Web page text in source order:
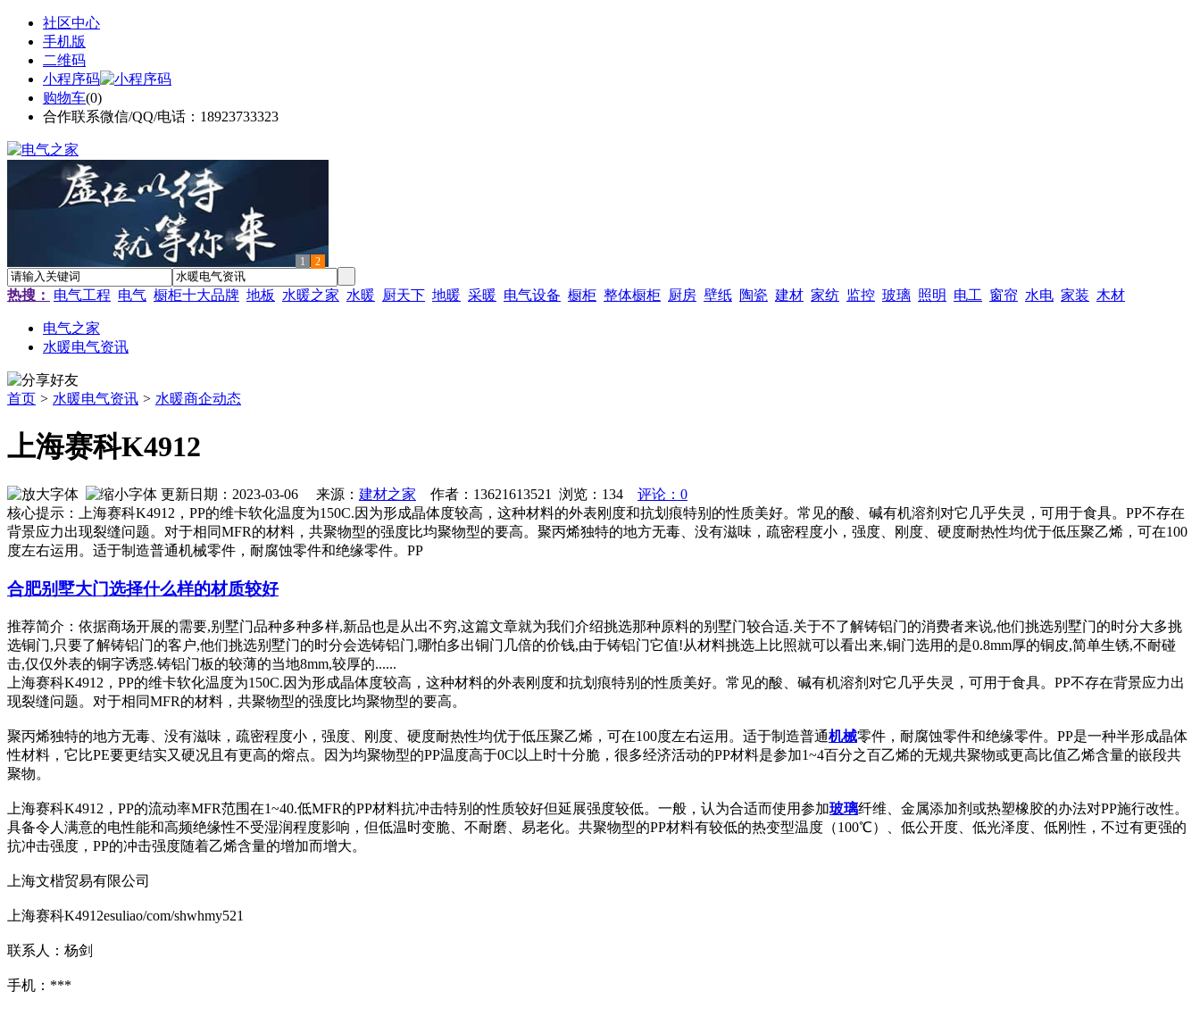
社区中心
手机版
二维码
小程序码
购物车(0)
合作联系微信/QQ/电话：18923733323
1 2
热搜： 电气工程 电气 橱柜十大品牌 地板 水暖之家 水暖 厨天下 地暖 采暖 电气设备 橱柜 整体橱柜 厨房 壁纸 陶瓷 建材 家纺 监控 玻璃 照明 电工 窗帘 水电 家装 木材
电气之家
水暖电气资讯
首页 > 水暖电气资讯 > 水暖商企动态
上海赛科K4912
更新日期：2023-03-06 来源： 建材之家 作者：13621613521 浏览： 134
评论：0
核心提示：上海赛科K4912，PP的维卡软化温度为150C.因为形成晶体度较高，这种材料的外表刚度和抗划痕特别的性质美好。常见的酸、碱有机溶剂对它几乎失灵，可用于食具。PP不存在
背景应力出现裂缝问题。对于相同MFR的材料，共聚物型的强度比均聚物型的要高。聚丙烯独特的地方无毒、没有滋味，疏密程度小，强度、刚度、硬度耐热性均优于低压聚乙烯，可在100
度左右运用。适于制造普通机械零件，耐腐蚀零件和绝缘零件。PP
合肥别墅大门选择什么样的材质较好
推荐简介：依据商场开展的需要,别墅门品种多种多样,新品也是从出不穷,这篇文章就为我们介绍挑选那种原料的别墅门较合适.关于不了解铸铝门的消费者来说,他们挑选别墅门的时分大多挑
选铜门,只要了解铸铝门的客户,他们挑选别墅门的时分会选铸铝门,哪怕多出铜门几倍的价钱,由于铸铝门它值!从材料挑选上比照就可以看出来,铜门选用的是0.8mm厚的铜皮,简单生锈,不耐碰
击,仅仅外表的铜字诱惑.铸铝门板的较薄的当地8mm,较厚的......
上海赛科K4912，PP的维卡软化温度为150C.因为形成晶体度较高，这种材料的外表刚度和抗划痕特别的性质美好。常见的酸、碱有机溶剂对它几乎失灵，可用于食具。PP不存在背景应力出
现裂缝问题。对于相同MFR的材料，共聚物型的强度比均聚物型的要高。
聚丙烯独特的地方无毒、没有滋味，疏密程度小，强度、刚度、硬度耐热性均优于低压聚乙烯，可在100度左右运用。适于制造普通机械零件，耐腐蚀零件和绝缘零件。PP是一种半形成晶体
性材料，它比PE要更结实又硬况且有更高的熔点。因为均聚物型的PP温度高于0C以上时十分脆，很多经济活动的PP材料是参加1~4百分之百乙烯的无规共聚物或更高比值乙烯含量的嵌段共
聚物。
上海赛科K4912，PP的流动率MFR范围在1~40.低MFR的PP材料抗冲击特别的性质较好但延展强度较低。一般，认为合适而使用参加玻璃纤维、金属添加剂或热塑橡胶的办法对PP施行改性。
具备令人满意的电性能和高频绝缘性不受湿润程度影响，但低温时变脆、不耐磨、易老化。共聚物型的PP材料有较低的热变型温度（100℃）、低公开度、低光泽度、低刚性，不过有更强的
抗冲击强度，PP的冲击强度随着乙烯含量的增加而增大。
上海文楷贸易有限公司
上海赛科K4912esuliao/com/shwhmy521
联系人：杨剑
手机：***